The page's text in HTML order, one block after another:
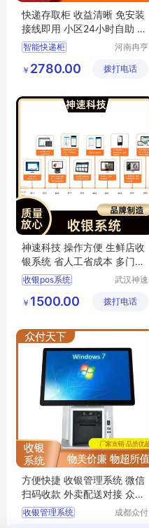
快递存取柜 收益清晰 免安装
接线即用 小区24小时自助 冉
亨
智能快递柜
智能快递自提柜
快递自提柜
河南冉亨
公司
￥ 2780.00 拨打电话
神速科技 操作方便 生鲜店收
银系统 省人工省成本 多门店
可覆盖
收银pos系统
pos收银管理系统
零售收银系统
武汉神速
公司
￥ 1500.00 拨打电话
方便快捷 收银管理系统 微信
扫码收款 外卖配送对接 众付
天下
收银管理系统
成都众付